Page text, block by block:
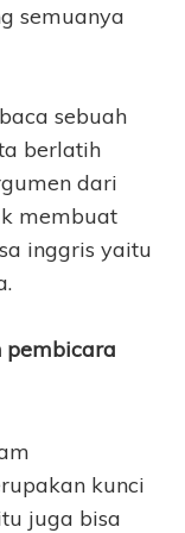
semuanya
sebuah
berlatih
dari
membuat
inggris yaitu
pembicara
kunci
juga bisa